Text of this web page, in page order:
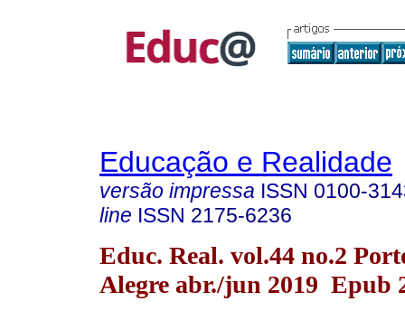
Educação e Realidade
versão impressa ISSN 0100-
line ISSN 2175-6236
Educ. Real. vol.44 no.2
Alegre abr./jun 2019 Epub